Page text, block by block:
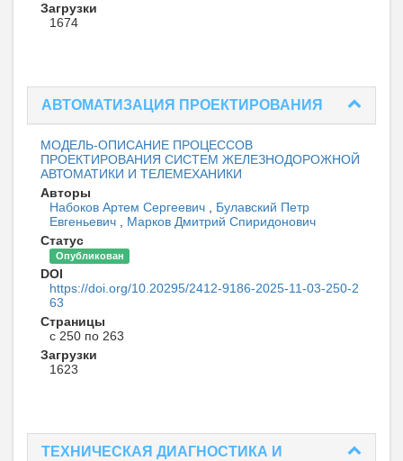
Загрузки
1674
АВТОМАТИЗАЦИЯ ПРОЕКТИРОВАНИЯ
МОДЕЛЬ-ОПИСАНИЕ ПРОЦЕССОВ
ПРОЕКТИРОВАНИЯ СИСТЕМ ЖЕЛЕЗНОДОРОЖНОЙ
АВТОМАТИКИ И ТЕЛЕМЕХАНИКИ
Авторы
Набоков Артем Сергеевич
Булавский Петр
Евгеньевич
Марков Дмитрий Спиридонович
Статус
Опубликован
DOI
https://doi.org/10.20295/2412-9186-2025-11-03-250-2
63
Страницы
с 250 по 263
Загрузки
1623
ТЕХНИЧЕСКАЯ ДИАГНОСТИКА И